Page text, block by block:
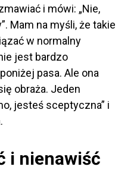
i mówi: „Nie,
Mam na myśli, że takie
w normalny
jest bardzo
pasa. Ale ona
obraża. Jeden
jesteś sceptyczna” i
i nienawiść